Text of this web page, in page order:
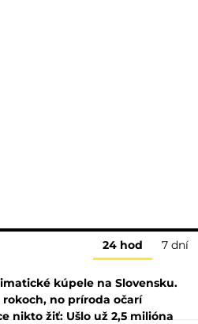
24 hod 7 dní
kúpele na Slovensku.
rokoch, no príroda očarí
nikto žiť: Ušlo už 2,5 milióna